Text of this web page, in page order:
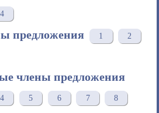
4
предложения 1 2
члены предложения
4 5 6 7 8